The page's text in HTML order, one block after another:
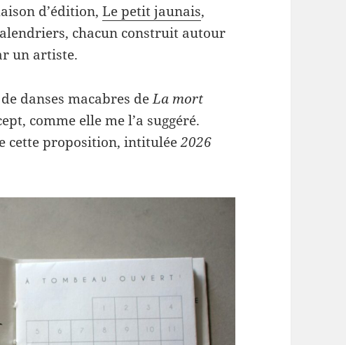
d’édition,Le petit jaunais,
chacun construit autour
un artiste.
danses macabres deLa mort
comme elle me l’a suggéré.
cette proposition, intitulée2026